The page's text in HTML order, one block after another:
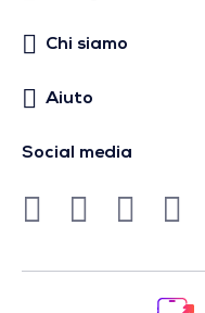
Chi siamo
Aiuto
Social media